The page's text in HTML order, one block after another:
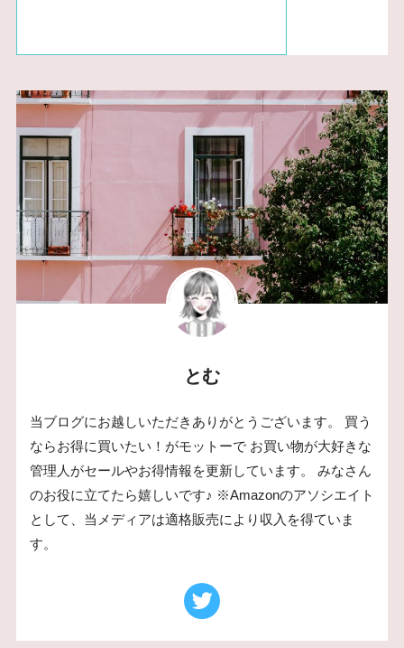
とむ
当ブログにお越しいただきありがとうございます。 買う
ならお得に買いたい！がモットーで お買い物が大好きな
管理人がセールやお得情報を更新しています。 みなさん
のお役に立てたら嬉しいです♪ ※Amazonのアソシエイト
として、当メディアは適格販売により収入を得ていま
す。